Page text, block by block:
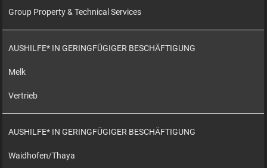
Group Property & Technical Services
AUSHILFE* IN GERINGFÜGIGER BESCHÄFTIGUNG
Melk
Vertrieb
AUSHILFE* IN GERINGFÜGIGER BESCHÄFTIGUNG
Waidhofen/Thaya